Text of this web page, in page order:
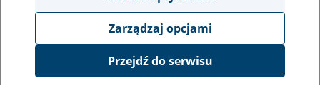
Ukryj wszystkie pozycje bazy
Spółdzielnia Kółek Rolniczych (SKR)
Zarządzaj opcjami
Przejdź do serwisu